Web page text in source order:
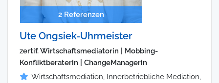
2 Referenzen
Ute Ongsiek-Uhrmeister
zertif. Wirtschaftsmediatorin | Mobbing-
Konfliktberaterin | ChangeManagerin
Wirtschaftsmediation, Innerbetriebliche Mediation,